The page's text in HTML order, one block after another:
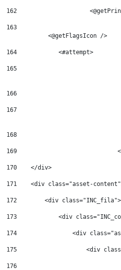
162
163
164
            <#attempt>
165
166
167
168
169
170
    </div>
171
<div class="asset-
172
        <div class="INC_fila">
173
<div
174
<div
175
<div
176